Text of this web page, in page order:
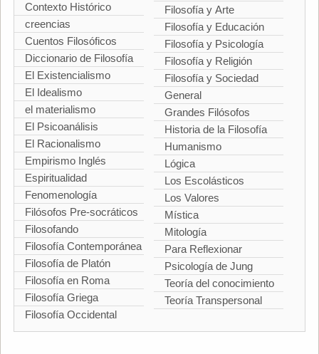
Contexto Histórico
creencias
Cuentos Filosóficos
Diccionario de Filosofía
El Existencialismo
El Idealismo
el materialismo
El Psicoanálisis
El Racionalismo
Empirismo Inglés
Espiritualidad
Fenomenología
Filósofos Pre-socráticos
Filosofando
Filosofía Contemporánea
Filosofía de Platón
Filosofía en Roma
Filosofía Griega
Filosofía Occidental
Filosofía y Arte
Filosofía y Educación
Filosofía y Psicología
Filosofía y Religión
Filosofía y Sociedad
General
Grandes Filósofos
Historia de la Filosofía
Humanismo
Lógica
Los Escolásticos
Los Valores
Mística
Mitología
Para Reflexionar
Psicología de Jung
Teoría del conocimiento
Teoría Transpersonal